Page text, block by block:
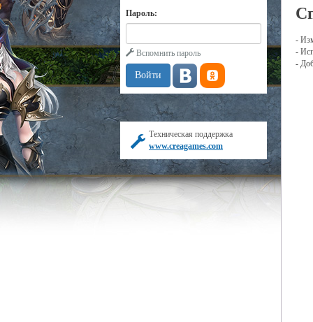
Пароль:
Вспомнить пароль
Техническая поддержка
www.creagames.com
-
-
-